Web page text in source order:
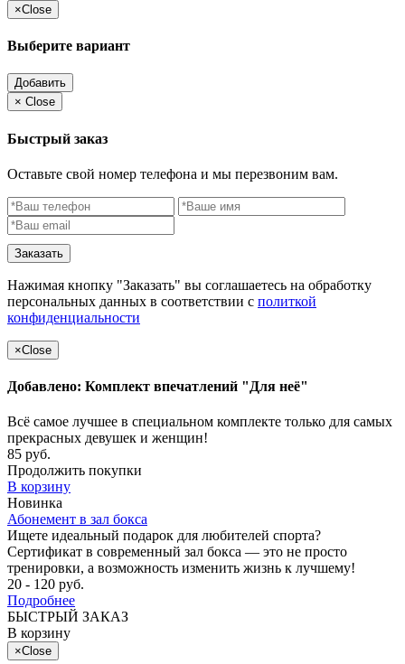
×Close
Выберите вариант
Добавить
× Close
Быстрый заказ
Оставьте свой номер телефона и мы перезвоним вам.
Заказать
Нажимая кнопку "Заказать" вы соглашаетесь на обработку
персональных данных в соответствии с политкой
конфиденциальности
×Close
Добавлено: Комплект впечатлений "Для неё"
Всё самое лучшее в специальном комплекте только для самых
прекрасных девушек и женщин!
85 руб.
Продолжить покупки
В корзину
Новинка
Абонемент в зал бокса
Ищете идеальный подарок для любителей спорта?
Сертификат в современный зал бокса — это не просто
тренировки, а возможность изменить жизнь к лучшему!
20 - 120 руб.
Подробнее
БЫСТРЫЙ ЗАКАЗ
В корзину
×Close